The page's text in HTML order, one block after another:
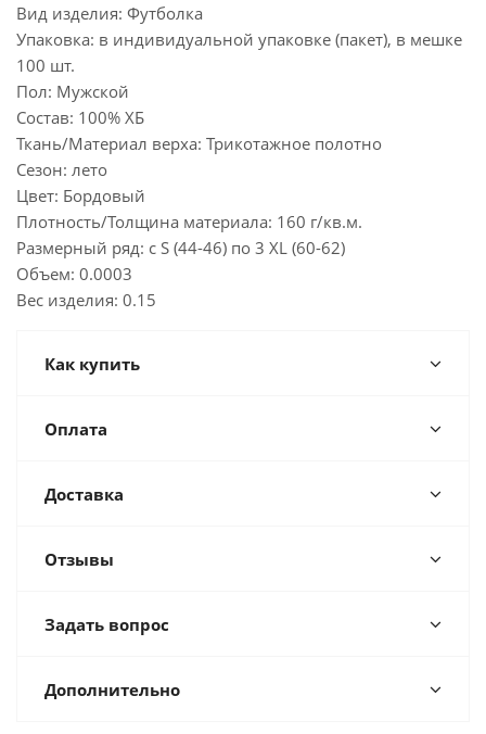
Вид изделия: Футболка
Упаковка: в индивидуальной упаковке (пакет), в мешке
100 шт.
Пол: Мужской
Состав: 100% ХБ
Ткань/Материал верха: Трикотажное полотно
Сезон: лето
Цвет: Бордовый
Плотность/Толщина материала: 160 г/кв.м.
Размерный ряд: с S (44-46) по 3 XL (60-62)
Объем: 0.0003
Вес изделия: 0.15
Как купить
Оплата
Доставка
Отзывы
Задать вопрос
Дополнительно